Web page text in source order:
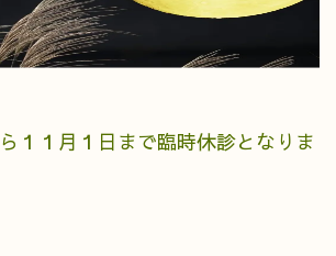
１１月１日まで臨時休診となりま